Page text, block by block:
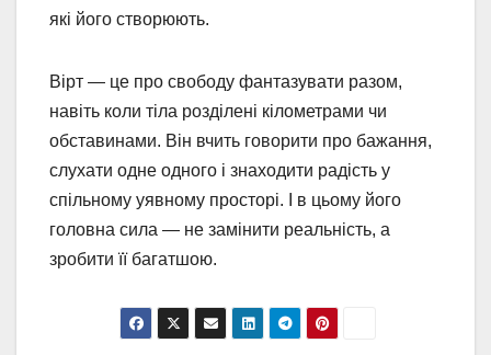
які його створюють.
Вірт — це про свободу фантазувати разом,
навіть коли тіла розділені кілометрами чи
обставинами. Він вчить говорити про бажання,
слухати одне одного і знаходити радість у
спільному уявному просторі. І в цьому його
головна сила — не замінити реальність, а
зробити її багатшою.